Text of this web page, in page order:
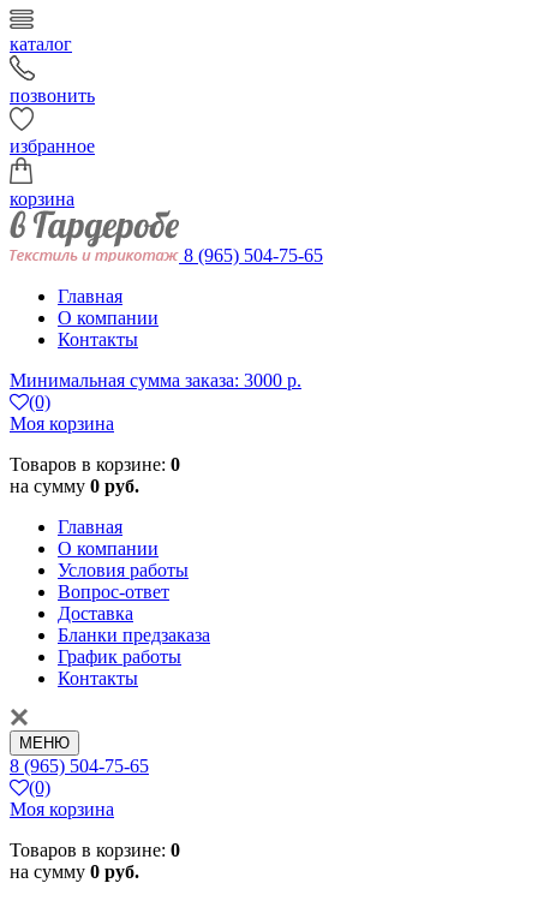
каталог
позвонить
избранное
корзина
8 (965) 504-75-65
Главная
О компании
Контакты
Минимальная сумма заказа: 3000 р.
(0)
Моя корзина
Товаров в корзине: 0
на сумму 0 руб.
Главная
О компании
Условия работы
Вопрос-ответ
Доставка
Бланки предзаказа
График работы
Контакты
МЕНЮ
8 (965) 504-75-65
(0)
Моя корзина
Товаров в корзине: 0
на сумму 0 руб.